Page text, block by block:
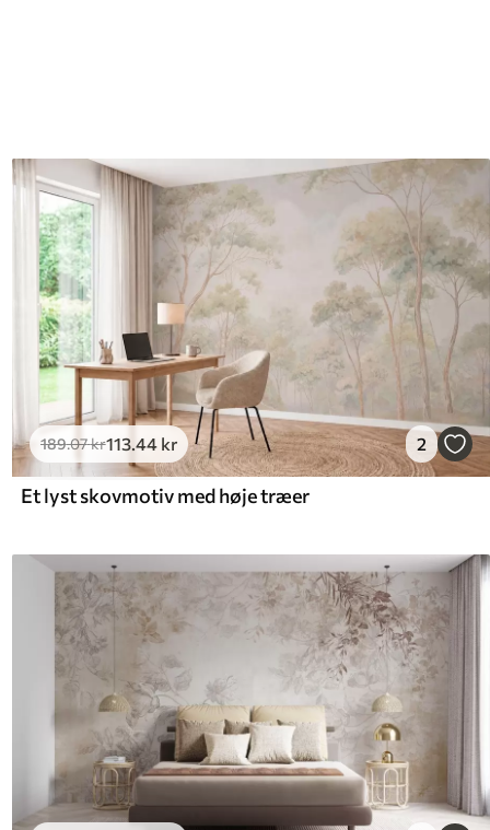
189.07kr113.44 kr 2
Et lyst skovmotiv med høje træer